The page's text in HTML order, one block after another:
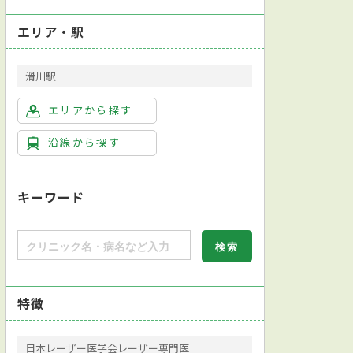
エリア・駅
滑川駅
エリアから探す
沿線から探す
キーワード
特徴
日本レーザー医学会レーザー専門医